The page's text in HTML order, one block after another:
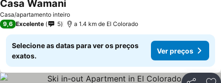
Casa/apartamento inteiro
Casa WamaniVer preços
9,6 Excelente 5 a 1.4 km de El Colorado
Selecione as datas para ver os preços
exatos.
Ver preços